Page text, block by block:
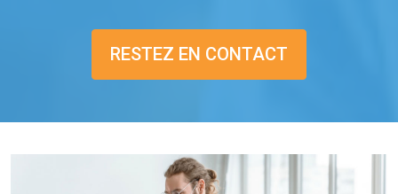
RESTEZ EN CONTACT